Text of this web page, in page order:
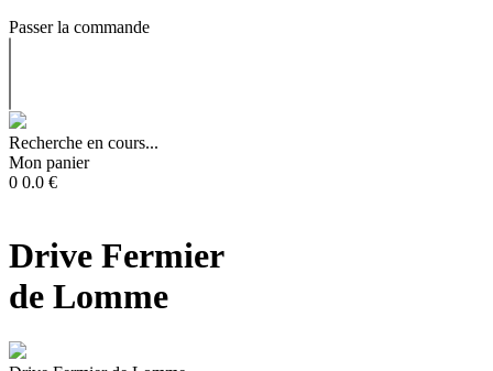
Passer la commande
Recherche en cours...
Mon panier
0 0.0 €
Drive Fermier
de Lomme